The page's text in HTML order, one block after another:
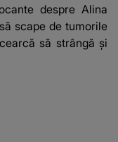
despre Alina
scape de tumorile
să strângă și